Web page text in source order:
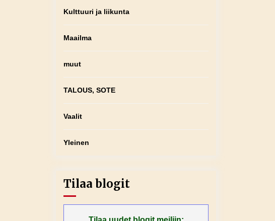
Kulttuuri ja liikunta
Maailma
muut
TALOUS, SOTE
Vaalit
Yleinen
Tilaa blogit